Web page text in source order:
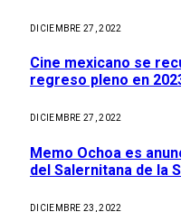
DICIEMBRE 27, 2022
Cine mexicano se
regreso pleno en
DICIEMBRE 27, 2022
Memo Ochoa es
del Salernitana de la
DICIEMBRE 23, 2022